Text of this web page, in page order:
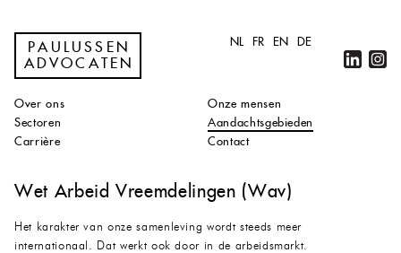
PAULUSSEN
ADVOCATEN
NL FR EN DE
Over ons
Onze mensen
Sectoren
Aandachtsgebieden
Carrière
Contact
Wet Arbeid Vreemdelingen (Wav)
Het karakter van onze samenleving wordt steeds meer
internationaal. Dat werkt ook door in de arbeidsmarkt.